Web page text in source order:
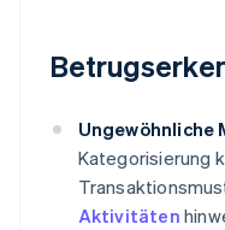
Ungewöhnliche
Kategorisierung
Aktivitäten